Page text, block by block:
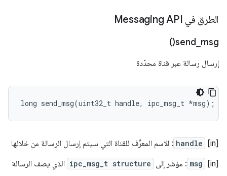
الطرق في Messaging API
send_msg(
)
إرسال رسالة عبر قناة محدّدة
long send_msg(uint32_t handle, ipc_msg_t *msg);
‫[in]
handle : الاسم المعرِّف للقناة التي سيتم إرسال الرسالة من خلالها
‫[in]
msg : مؤشر إلى ipc_msg_t structure الذي يصف الرسالة